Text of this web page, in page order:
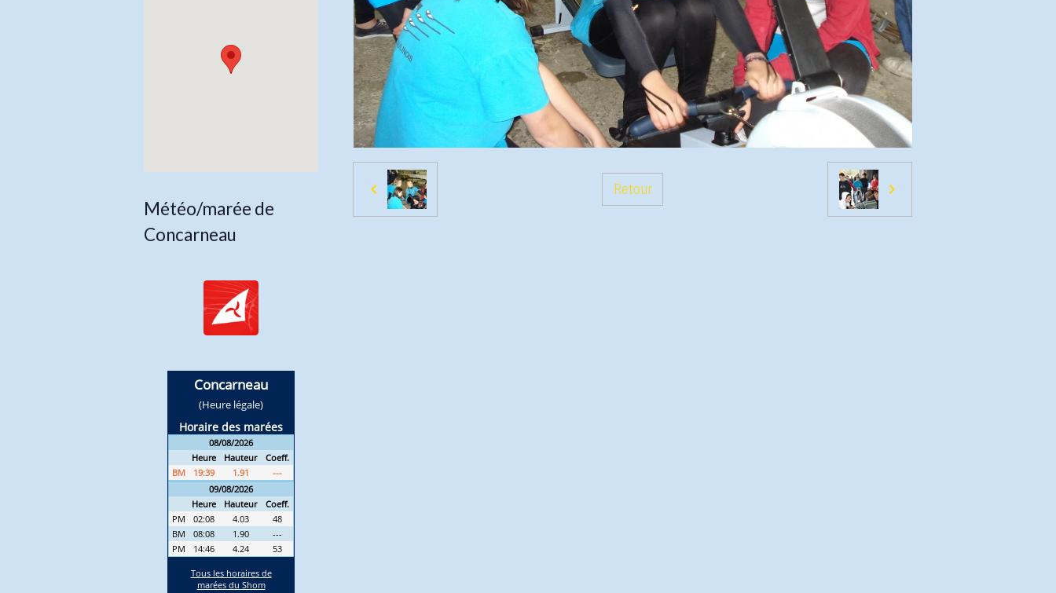
Retour
Météo/marée de
Concarneau